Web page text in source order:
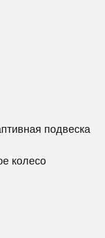
подвеска
колесо